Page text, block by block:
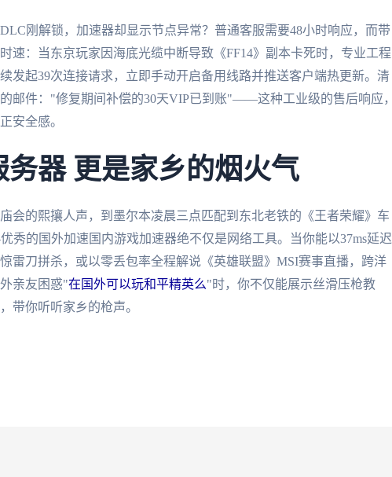
刚解锁，加速器却显示节点异常？普通客服需要48小时响应，而带
速：当东京玩家因海底光缆中断导致《FF14》副本卡死时，专业工程
发起39次连接请求，立即手动开启备用线路并推送客户端热更新。清
邮件："修复期间补偿的30天VIP已到账"——这种工业级的售后响应，
安全感。
器 更是家乡的烟火气
会的熙攘人声，到墨尔本凌晨三点匹配到东北老铁的《王者荣耀》车
秀的国外加速国内游戏加速器绝不仅是网络工具。当你能以37ms延迟
雷刀拼杀，或以零丢包率全程解说《英雄联盟》MSI赛事直播，跨洋
亲友困惑"在国外可以玩和平精英么"时，你不仅能展示丝滑压枪教
带你听听家乡的枪声。